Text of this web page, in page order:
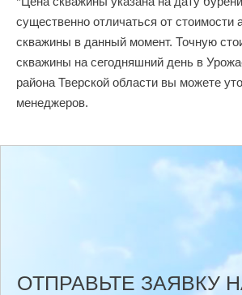
существенно отличаться от стоимости
скважины в данный момент. Точную
скважины на сегодняшний день в
района Тверской области вы можете
менеджеров.
ОТПРАВЬТЕ ЗАЯВКУ